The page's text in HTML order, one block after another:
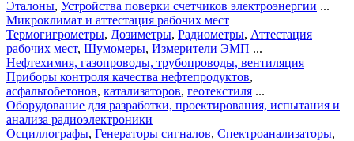
Эталоны, Устройства поверки счетчиков электроэнергии ...
Микроклимат и аттестация рабочих мест
Термогигрометры, Дозиметры, Радиометры, Аттестация
рабочих мест, Шумомеры, Измерители ЭМП ...
Нефтехимия, газопроводы, трубопроводы, вентиляция
Приборы контроля качества нефтепродуктов,
асфальтобетонов, катализаторов, геотекстиля ...
Оборудование для разработки, проектирования, испытания и
анализа радиоэлектроники
Осциллографы, Генераторы сигналов, Спектроанализаторы,